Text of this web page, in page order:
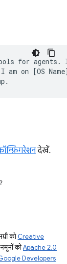
for
on [OS
देखें.
कोCreative
कोApache 2.0
Developers